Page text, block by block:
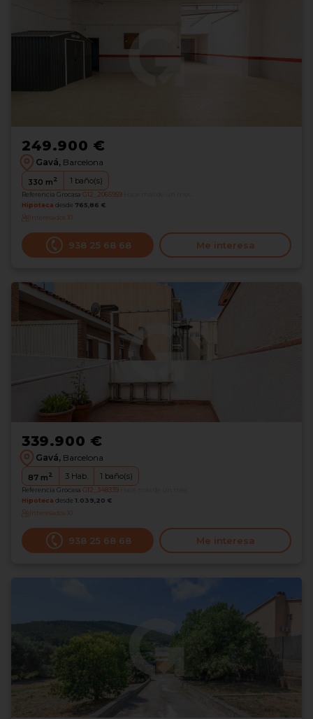
249.900 €
Gavá, Barcelona
330 m2 1 baño(s)
Referencia Grocasa G12_2065959
Hipoteca desde 765,86 €
Interesados 10
938 25 68 68 Me interesa
339.900 €
Gavá, Barcelona
87 m2 3 Hab. 1 baño(s)
Referencia Grocasa G12_348339
Hipoteca desde 1.039,20 €
Interesados 10
938 25 68 68 Me interesa